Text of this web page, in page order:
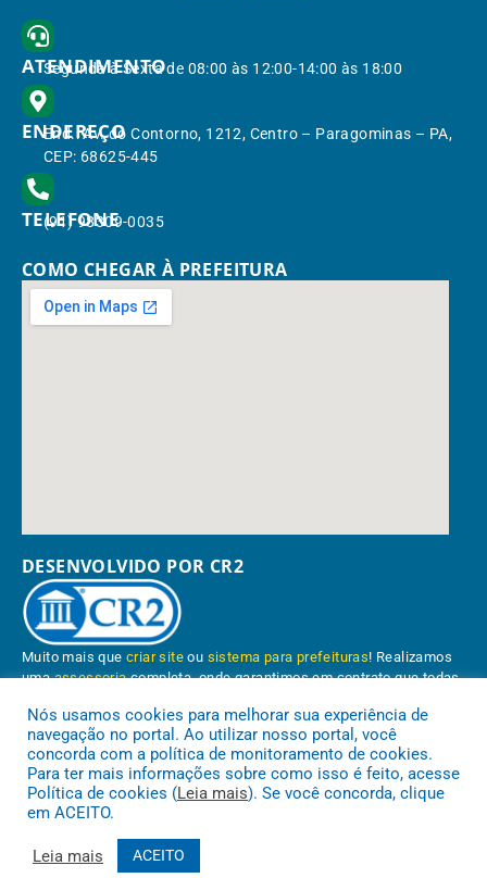
ATENDIMENTO
Segunda à Sexta de 08:00 às 12:00-14:00 às 18:00
ENDEREÇO
End.: Av. do Contorno, 1212, Centro – Paragominas – PA,
CEP: 68625-445
TELEFONE
(91) 98309-0035
COMO CHEGAR À PREFEITURA
DESENVOLVIDO POR CR2
Muito mais quecriar site ou sistema para prefeituras! Realizamos
umaassessoriacompleta, onde garantimos em contrato que todas
Conheça oPNTP e oRadar da Transparência Pública
Nós usamos cookies para melhorar sua experiência de
navegação no portal. Ao utilizar nosso portal, você
concorda com a política de monitoramento de cookies.
Para ter mais informações sobre como isso é feito, acesse
Política de cookies (Leia mais). Se você concorda, clique
em ACEITO.
Leia mais ACEITO